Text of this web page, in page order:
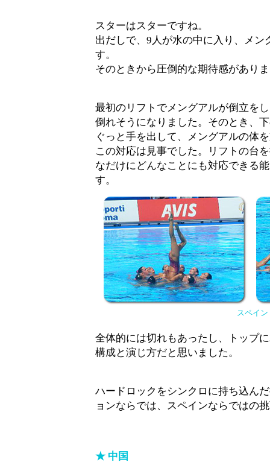
スターはスターですね。
出だしで、9人が水の中に入り、メン
す。
そのときから圧倒的な期待感があり
最初のリフトでメングアルが倒立を
倒れそうになりました。そのとき、
ぐっと手を出して、メングアルの体
この対応は見事でした。リフトの台
なだけにどんなことにも対応できる
す。
スペイン
全体的には切れもあったし、トップ
構成と演じ方だと思いました。
ハードロックをシンクロに持ち込ん
ョンならでは、スペインならではの
★ 中国